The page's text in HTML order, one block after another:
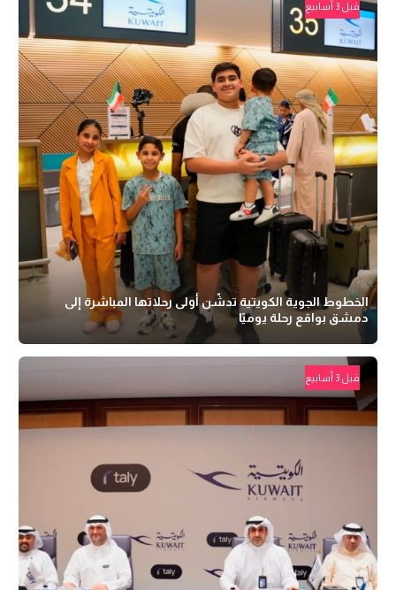
قبل 3 أسابيع
الخطوط الجوية الكويتية تدشّن أولى رحلاتها المباشرة إلى
دمشق بواقع رحلة يوميًا
قبل 3 أسابيع